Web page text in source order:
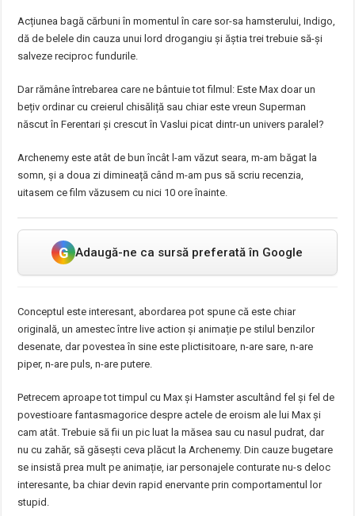
Acțiunea bagă cărbuni în momentul în care sor-sa hamsterului, Indigo,
dă de belele din cauza unui lord drogangiu și ăștia trei trebuie să-și
salveze reciproc fundurile.
Dar rămâne întrebarea care ne bântuie tot filmul: Este Max doar un
bețiv ordinar cu creierul chisăliță sau chiar este vreun Superman
născut în Ferentari și crescut în Vaslui picat dintr-un univers paralel?
Archenemy este atât de bun încât l-am văzut seara, m-am băgat la
somn, și a doua zi dimineață când m-am pus să scriu recenzia,
uitasem ce film văzusem cu nici 10 ore înainte.
G Adaugă-ne ca sursă preferată în Google
Conceptul este interesant, abordarea pot spune că este chiar
originală, un amestec între live action și animație pe stilul benzilor
desenate, dar povestea în sine este plictisitoare, n-are sare, n-are
piper, n-are puls, n-are putere.
Petrecem aproape tot timpul cu Max și Hamster ascultând fel și fel de
povestioare fantasmagorice despre actele de eroism ale lui Max și
cam atât. Trebuie să fii un pic luat la măsea sau cu nasul pudrat, dar
nu cu zahăr, să găsești ceva plăcut la Archenemy. Din cauze bugetare
se insistă prea mult pe animație, iar personajele conturate nu-s deloc
interesante, ba chiar devin rapid enervante prin comportamentul lor
stupid.